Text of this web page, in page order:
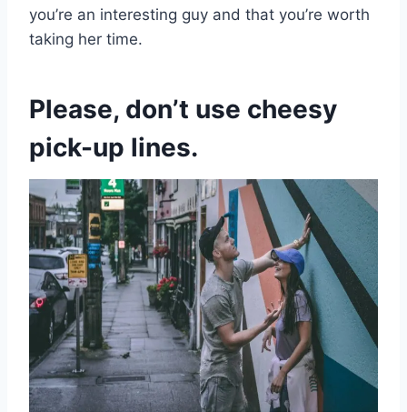
you’re an interesting guy and that you’re worth
taking her time.
Please, don’t use cheesy
pick-up lines.